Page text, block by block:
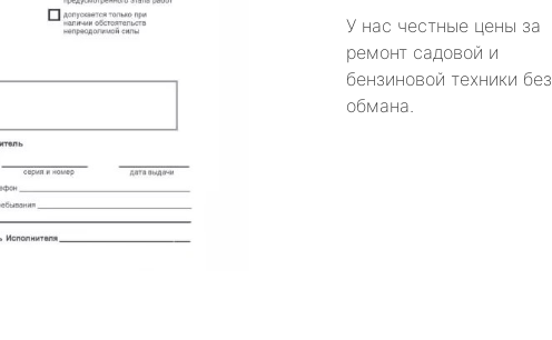
У нас честные цены за
ремонт садовой и
бензиновой техники без
обмана.